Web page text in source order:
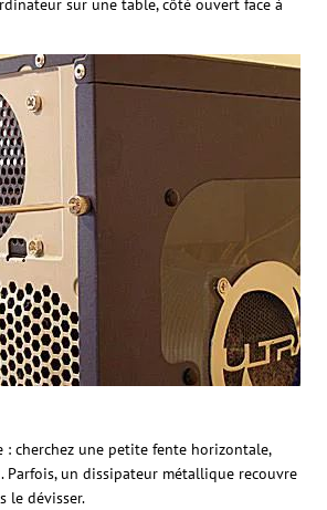
sur une table, côté ouvert face à
: cherchez une petite fente horizontale,
Parfois, un dissipateur métallique recouvre
le dévisser.